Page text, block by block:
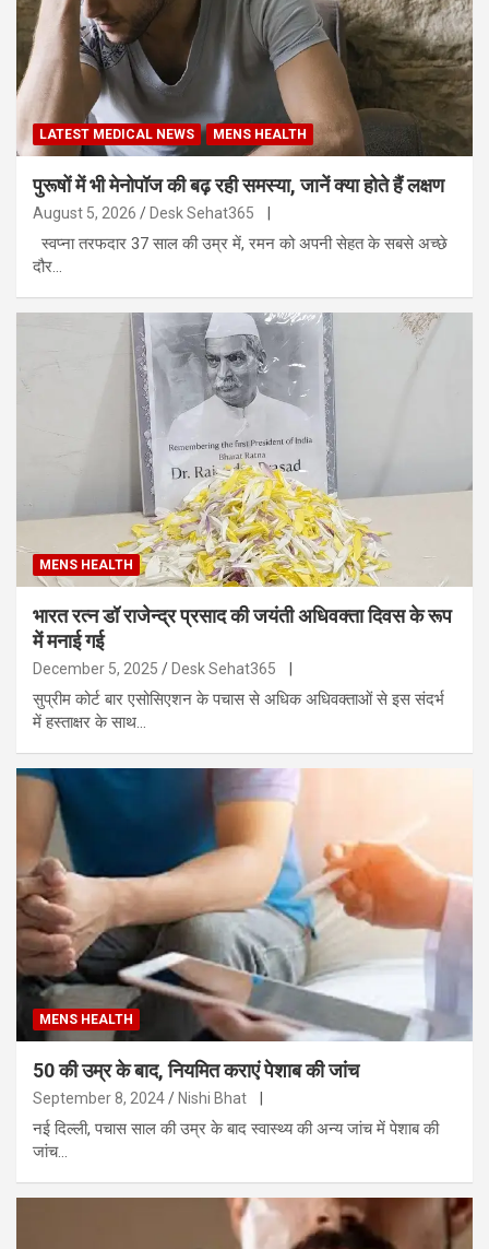
LATEST MEDICAL NEWS MENS HEALTH
पुरूषों में भी मेनोपॉज की बढ़ रही समस्या, जानें क्या होते हैं लक्षण
August 5, 2026 Desk Sehat365
स्वप्ना तरफदार 37 साल की उम्र में, रमन को अपनी सेहत के सबसे अच्छे
दौर…
MENS HEALTH
भारत रत्न डॉ राजेन्द्र प्रसाद की जयंती अधिवक्ता दिवस के रूप
में मनाई गई
December 5, 2025 Desk Sehat365 |
सुप्रीम कोर्ट बार एसोसिएशन के पचास से अधिक अधिवक्ताओं से इस संदर्भ
में हस्ताक्षर के साथ…
MENS HEALTH
50 की उम्र के बाद, नियमित कराएं पेशाब की जांच
September 8, 2024 Nishi Bhat
नई दिल्ली, पचास साल की उम्र के बाद स्वास्थ्य की अन्य जांच में पेशाब की
जांच…